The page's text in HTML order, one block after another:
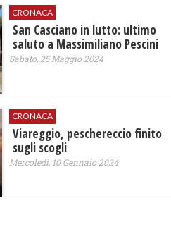
CRONACA
San Casciano in lutto: ultimo
saluto a Massimiliano Pescini
Sabato, 25 Maggio 2024
CRONACA
Viareggio, peschereccio finito
sugli scogli
Mercoledì, 10 Gennaio 2024